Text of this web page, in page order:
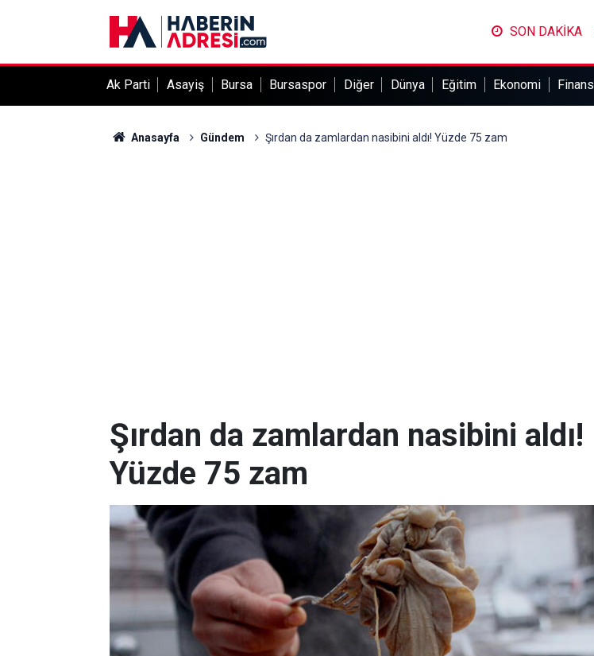
SON DAKİKA
Ak Parti Asayiş Bursa Bursaspor Diğer Dünya Eğitim Ekonomi Finans
Anasayfa Gündem Şırdan da zamlardan nasibini aldı! Yüzde 75 zam
Şırdan da zamlardan nasibini aldı!
Yüzde 75 zam